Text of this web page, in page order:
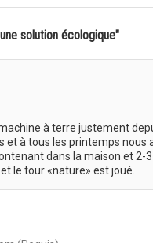
solution écologique"
à terre justement
et à tous les printemps
dans la maison et
le tour «nature» est joué.